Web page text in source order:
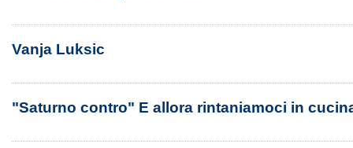
Vanja Luksic
"Saturno contro" E allora rintaniamoci in